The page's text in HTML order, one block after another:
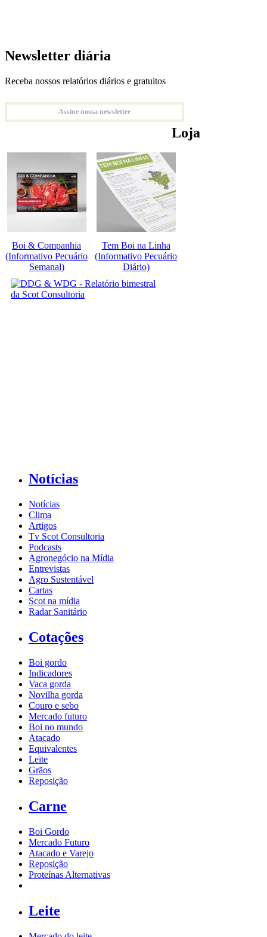
Newsletter diária
Receba nossos relatórios diários e gratuitos
Assine nossa newsletter
Loja
Boi & Companhia
(Informativo Pecuário
Semanal)
Tem Boi na Linha
(Informativo Pecuário
Diário)
Notícias
Notícias
Clima
Artigos
Tv Scot Consultoria
Podcasts
Agronegócio na Mídia
Entrevistas
Agro Sustentável
Cartas
Scot na mídia
Radar Sanitário
Cotações
Boi gordo
Indicadores
Vaca gorda
Novilha gorda
Couro e sebo
Mercado futuro
Boi no mundo
Atacado
Equivalentes
Leite
Grãos
Reposição
Carne
Boi Gordo
Mercado Futuro
Atacado e Varejo
Reposição
Proteínas Alternativas
Leite